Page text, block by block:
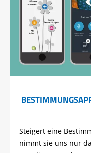
Steigert eine
nimmt sie uns nur